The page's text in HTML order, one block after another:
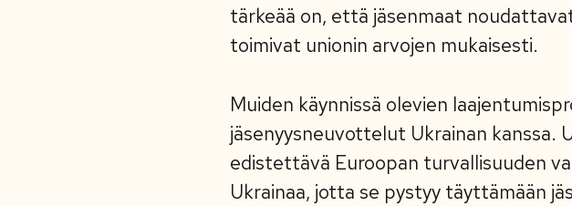
tärkeää on, että jäsenmaat
toimivat unionin arvojen mukaisesti.
Muiden käynnissä olevien
jäsenyysneuvottelut Ukrainan kanssa.
edistettävä Euroopan turvallisuuden
Ukrainaa, jotta se pystyy täyttämään